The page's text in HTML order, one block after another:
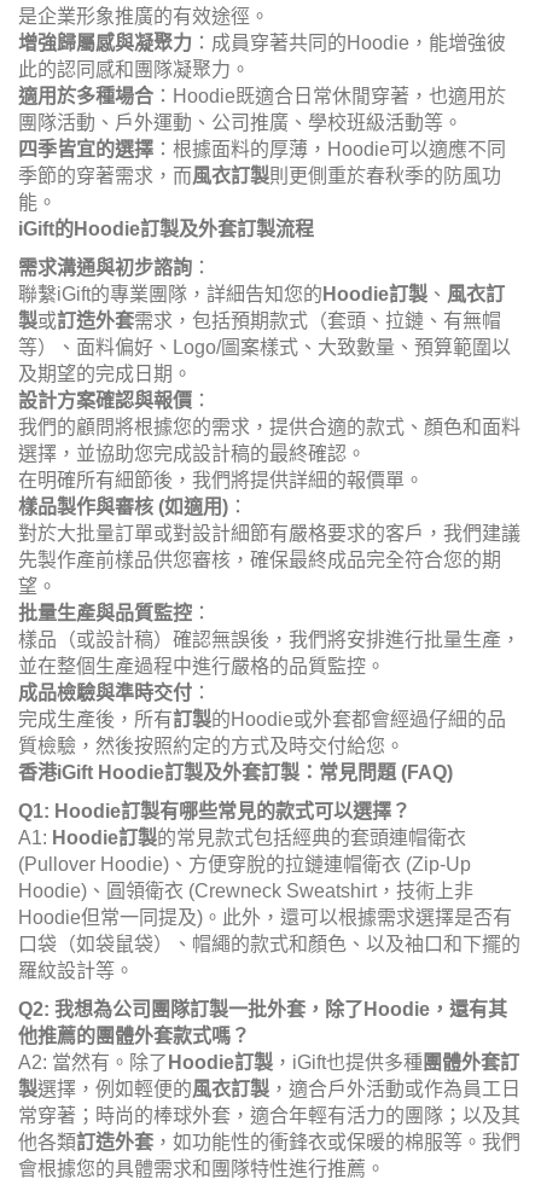
是企業形象推廣的有效途徑。
增強歸屬感與凝聚力 ：成員穿著共同的Hoodie，能增強彼
此的認同感和團隊凝聚力。
適用於多種場合 ：Hoodie既適合日常休閒穿著，也適用於
團隊活動、戶外運動、公司推廣、學校班級活動等。
四季皆宜的選擇 ：根據面料的厚薄，Hoodie可以適應不同
季節的穿著需求，而風衣訂製則更側重於春秋季的防風功
能。
iGift的Hoodie訂製及外套訂製流程
需求溝通與初步諮詢 ：
聯繫iGift的專業團隊，詳細告知您的 Hoodie訂製 、 風衣訂
製或訂造外套需求，包括預期款式（套頭、拉鏈、有無帽
等）、面料偏好、Logo/圖案樣式、大致數量、預算範圍以
及期望的完成日期。
設計方案確認與報價 ：
我們的顧問將根據您的需求，提供合適的款式、顏色和面料
選擇，並協助您完成設計稿的最終確認。
在明確所有細節後，我們將提供詳細的報價單。
樣品製作與審核 (如適用) ：
對於大批量訂單或對設計細節有嚴格要求的客戶，我們建議
先製作產前樣品供您審核，確保最終成品完全符合您的期
望。
批量生產與品質監控 ：
樣品（或設計稿）確認無誤後，我們將安排進行批量生產，
並在整個生產過程中進行嚴格的品質監控。
成品檢驗與準時交付 ：
完成生產後，所有訂製的Hoodie或外套都會經過仔細的品
質檢驗，然後按照約定的方式及時交付給您。
香港iGift Hoodie訂製及外套訂製：常見問題 (FAQ)
Q1: Hoodie訂製有哪些常見的款式可以選擇？
A1: Hoodie訂製的常見款式包括經典的套頭連帽衛衣
(Pullover Hoodie)、方便穿脫的拉鏈連帽衛衣 (Zip-Up
Hoodie)、圓領衛衣 (Crewneck Sweatshirt，技術上非
Hoodie但常一同提及)。此外，還可以根據需求選擇是否有
口袋（如袋鼠袋）、帽繩的款式和顏色、以及袖口和下擺的
羅紋設計等。
Q2: 我想為公司團隊訂製一批外套，除了Hoodie，還有其
他推薦的團體外套款式嗎？
A2: 當然有。除了 Hoodie訂製 ，iGift也提供多種 團體外套訂
製選擇，例如輕便的風衣訂製 ，適合戶外活動或作為員工日
常穿著；時尚的棒球外套，適合年輕有活力的團隊；以及其
他各類訂造外套 ，如功能性的衝鋒衣或保暖的棉服等。我們
會根據您的具體需求和團隊特性進行推薦。